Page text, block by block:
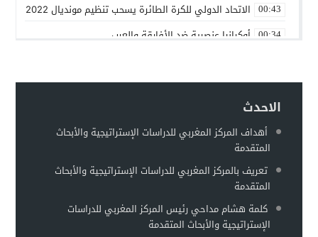
00:43 الاتحاد الدولي للكرة الطائرة يسحب تنظيم مونديال 2022 من روسيا
00:34 أوكرانيا عنصرية ضد الأفارقة والعرب
00:22 حماقات بوتين – عماد السنوني
00:18 توقعات بهروب 7 مليون أوكراني من الحرب تجاه الحدود الأوروبية
00:13 مطالبات للفيفا بفرض عقوبات على إسرائيل على غرار التعامل
وزير الخارجية الروسي: أوكرانيا تخطط لاستعادة سلاحها النووية
الاحدث
أهداف المركز المغربي للدراسات الإستراتيجية والأبحاث
المتقدمة
تعريف بالمركز المغربي للدراسات الإستراتيجية والأبحاث
المتقدمة
كلمة هشام مداحي رئيس المركز المغربي للدراسات
الإستراتيجية والأبحاث المتقدمة